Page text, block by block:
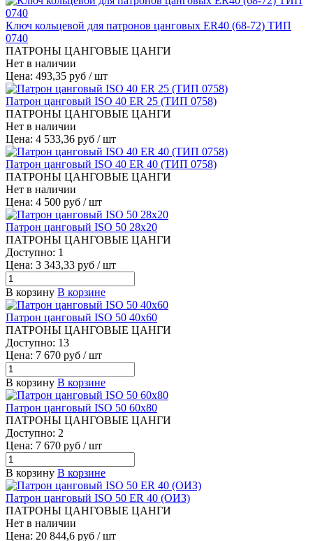
Ключ кольцевой для патронов цанговых ER40 (68-72) ТИП
0740
ПАТРОНЫ ЦАНГОВЫЕ ЦАНГИ
Нет в наличии
Цена: 493,35 руб / шт
Патрон цанговый ISO 40 ER 25 (ТИП 0758)
ПАТРОНЫ ЦАНГОВЫЕ ЦАНГИ
Нет в наличии
Цена: 4 533,36 руб / шт
Патрон цанговый ISO 40 ER 40 (ТИП 0758)
ПАТРОНЫ ЦАНГОВЫЕ ЦАНГИ
Нет в наличии
Цена: 4 500 руб / шт
Патрон цанговый ISO 50 28х20
ПАТРОНЫ ЦАНГОВЫЕ ЦАНГИ
Доступно: 1
Цена: 3 343,33 руб / шт
В корзину В корзине
Патрон цанговый ISO 50 40х60
ПАТРОНЫ ЦАНГОВЫЕ ЦАНГИ
Доступно: 13
Цена: 7 670 руб / шт
В корзину В корзине
Патрон цанговый ISO 50 60х80
ПАТРОНЫ ЦАНГОВЫЕ ЦАНГИ
Доступно: 2
Цена: 7 670 руб / шт
В корзину В корзине
Патрон цанговый ISO 50 ER 40 (ОИЗ)
ПАТРОНЫ ЦАНГОВЫЕ ЦАНГИ
Нет в наличии
Цена: 20 844,6 руб / шт